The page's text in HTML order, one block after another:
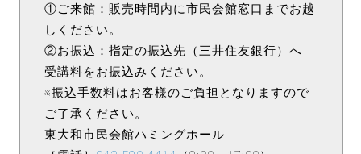
①ご来館：販売時間内に市民会館窓口までお越
しください。
②お振込：指定の振込先（三井住友銀行）へ
受講料をお振込みください。
※振込手数料はお客様のご負担となりますので
ご了承ください。
東大和市民会館ハミングホール